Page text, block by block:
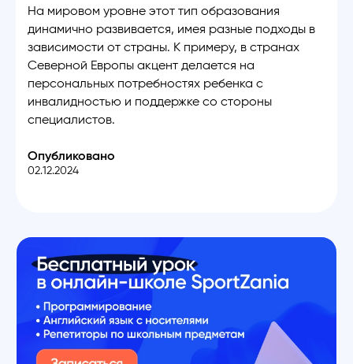
На мировом уровне этот тип образования
динамично развивается, имея разные подходы в
зависимости от страны. К примеру, в странах
Северной Европы акцент делается на
персональных потребностях ребенка с
инвалидностью и поддержке со стороны
специалистов.
Опубликовано
02.12.2024